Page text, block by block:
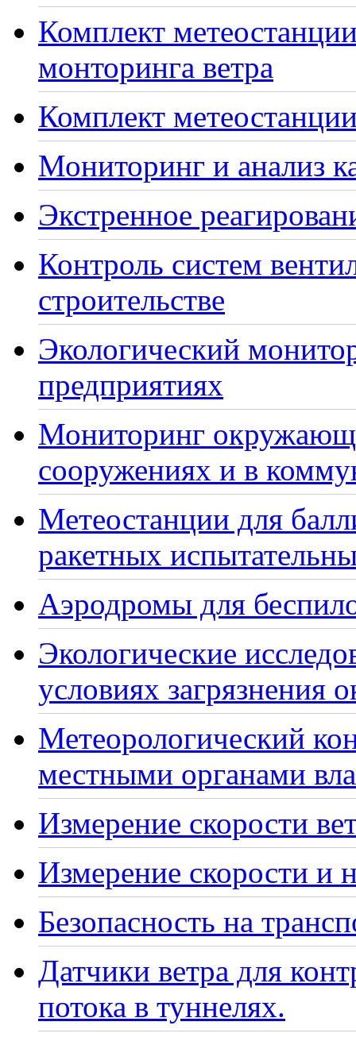
Комплект
монторинга ветра
Комплект
Мониторинг и анализ
Экстренное
Контроль систем
строительстве
Экологический
предприятиях
Мониторинг
сооружениях и в
Метеостанции для
ракетных
Аэродромы для
Экологические
условиях загрязнения
Метеорологический
местными органами
Измерение скорости
Измерение скорости и
Безопасность на
Датчики ветра для
потока в туннелях.